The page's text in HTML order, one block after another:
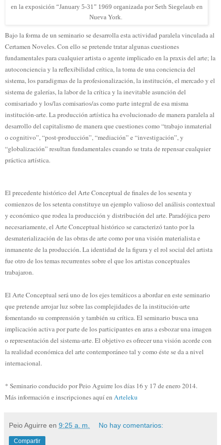
en la exposición “January 5-31” 1969 organizada por Seth Siegelaub en
Nueva York.
Bajo la forma de un seminario se desarrolla esta actividad paralela vinculada al
Certamen Noveles. Con ello se pretende tratar algunas cuestiones
fundamentales para cualquier artista o agente implicado en la praxis del arte; la
autoconciencia y la reflexibilidad crítica, la toma de una conciencia del
sistema, los paradigmas de la profesionalización, la institución, el mercado y el
sistema de galerías, la labor de la crítica y la inevitable asunción del
comisariado y los/las comisarios/as como parte integral de esa misma
institución-arte. La producción artística ha evolucionado de manera paralela al
desarrollo del capitalismo de manera que cuestiones como “trabajo inmaterial
o cognitivo”, “post-producción”, “mediación” e “investigación”, y
“globalización” resultan fundamentales cuando se trata de repensar cualquier
práctica artística.
El precedente histórico del Arte Conceptual de finales de los sesenta y
comienzos de los setenta constituye un ejemplo valioso del análisis contextual
y económico que rodea la producción y distribución del arte. Paradójica pero
necesariamente, el Arte Conceptual histórico se caracterizó tanto por la
desmaterialización de las obras de arte como por una visión materialista e
inmanente de la producción. La identidad de la figura y el rol social del artista
fue otro de los temas recurrentes sobre el que los artistas conceptuales
trabajaron.
El Arte Conceptual será uno de los ejes temáticos a abordar en este seminario
que pretende arrojar luz sobre las complejidades de la institución-arte
fomentando su comprensión y también su crítica. El seminario busca una
implicación activa por parte de los participantes en aras a esbozar una imagen
o representación del sistema-arte. El objetivo es ofrecer una visión acorde con
la realidad económica del arte contemporáneo tal y como éste se da a nivel
internacional.
* Seminario conducido por Peio Aguirre los días 16 y 17 de enero 2014.
Más información e inscripciones aquí en Arteleku
Peio Aguirre en 9:25 a. m. No hay comentarios:
Compartir